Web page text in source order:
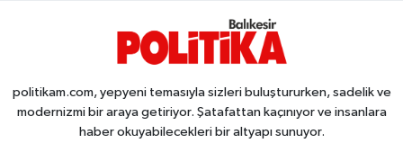
politikam.com, yepyeni temasıyla sizleri buluştururken, sadelik ve
modernizmi bir araya getiriyor. Şatafattan kaçınıyor ve insanlara
haber okuyabilecekleri bir altyapı sunuyor.